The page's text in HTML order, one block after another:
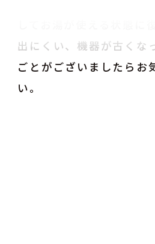
出にくい、機器が古くな
ごとがございましたらお
い。